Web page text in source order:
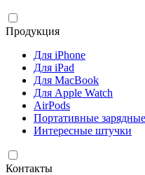
Продукция
Для iPhone
Для iPad
Для MacBook
Для Apple Watch
AirPods
Портативные
Интересные штучки
Контакты